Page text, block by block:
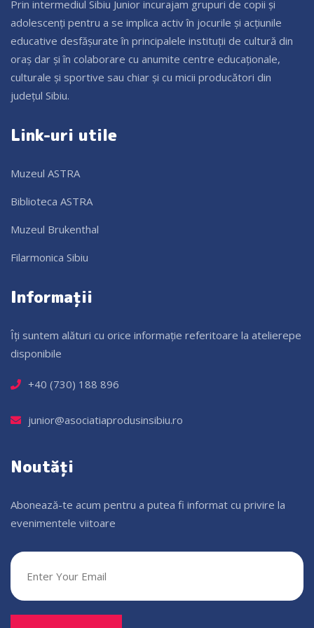
Prin intermediul Sibiu Junior incurajam grupuri de copii și
adolescenți pentru a se implica activ în jocurile și acțiunile
educative desfășurate în principalele instituții de cultură din
oraș dar și în colaborare cu anumite centre educaționale,
culturale și sportive sau chiar și cu micii producători din
județul Sibiu.
Link-uri utile
Muzeul ASTRA
Biblioteca ASTRA
Muzeul Brukenthal
Filarmonica Sibiu
Informații
Îți suntem alături cu orice informație referitoare la atelierepe
disponibile
+40 (730) 188 896
junior@asociatiaprodusinsibiu.ro
Noutăți
Abonează-te acum pentru a putea fi informat cu privire la
evenimentele viitoare